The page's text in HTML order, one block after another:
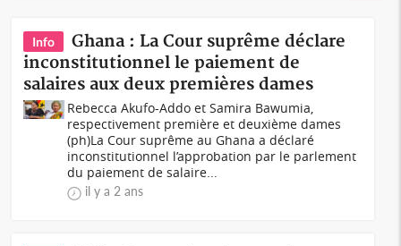
Info
Ghana : La Cour suprême déclare
inconstitutionnel le paiement de
salaires aux deux premières dames
Rebecca Akufo-Addo et Samira Bawumia,
respectivement première et deuxième dames
(ph)La Cour suprême au Ghana a déclaré
inconstitutionnel l’approbation par le parlement
du paiement de salaire...
il y a 2 ans